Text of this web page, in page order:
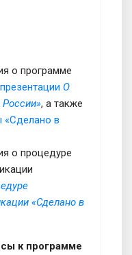
о программе
презентации О
, а также
«Сделано в
о процедуре
«Сделано в
к программе